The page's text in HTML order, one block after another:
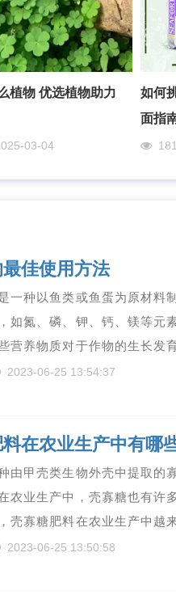
植物 优选植物助力
03-04
如何
面指
佳使用方法
一种以鱼类或鱼蛋为原材料
如氮、磷、钾、钙、镁等元
营养物质对于作物的生长发
2023-06-25 13:54:37
在农业生产中有哪
由甲壳类生物外壳中提取的
农业生产中，壳寡糖也有许
壳寡糖肥料在农业生产中越
2023-06-25 13:50:58